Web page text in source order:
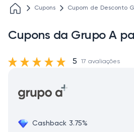
Cupons Cupom de Desconto
Cupons da Grupo A
Cashback 3.75%
5 17 avaliações